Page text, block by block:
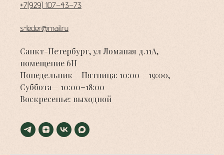
+7(929) 107−43−73
s-leder@mail.ru
Санкт-Петербург, ул Ломаная д.11А,
помещение 6Н
Понедельник— Пятница: 10:00— 19:00,
Суббота— 10:00−18:00
Воскресенье: выходной